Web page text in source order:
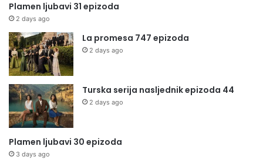
Plamen ljubavi 31 epizoda
2 days ago
La promesa 747 epizoda
2 days ago
Turska serija nasljednik epizoda 44
2 days ago
Plamen ljubavi 30 epizoda
3 days ago